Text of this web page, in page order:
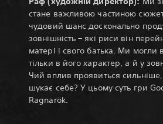
стане важливою частиною
чудовий шанс досконально
зовнішність – які риси він
матері і свого батька. Ми могли
тільки в його характер, а й у
Чий вплив проявиться
шукає себе? У цьому суть гри
Ragnarök.